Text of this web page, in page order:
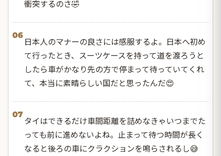
衝突するのさ🤣
06
日本人のマナーの良さには感服するよ。日本へ初め
て行ったとき、スーツケースを持って道を渡ろうと
したら車がかなり先の方で停まって待っていてくれ
て、本当に素晴らしい国だと思ったんだ😍
07
タイはできるだけ車間距離を詰めなきゃいつまでた
っても前に進めないよね。止まって待つ時間が長く
なると後ろの車にクラクションを鳴らされるし😅